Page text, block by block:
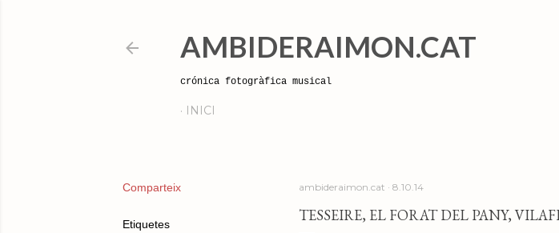
AMBIDERAIMON.CAT
crónica fotogràfica musical
INICI
Comparteix
Etiquetes
ambideraimon.cat 8.10.14
TESSEIRE, EL FORAT DEL PANY,